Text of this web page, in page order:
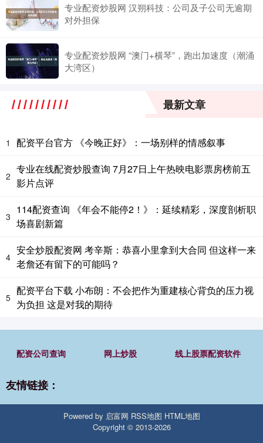
专业配资炒股网 汉朔科技：公司及子公司无逾期
对外担保
专业配资炒股网 “澳门+横琴”，跑出加速度（潮涌
大湾区）
最新文章
1 配资平台官方 《今晚正好》：一场别样的情感叙事
2
专业在线配资炒股查询 7月27日上午热映电影票房榜前五
影片点评
3
114配资查询 《年会不能停2！》：延续精彩，深度剖析职
场喜剧新篇
4
安全炒股配资网 考辛斯：恭喜小里拿到大合同 但这样一来
老詹还有留下的可能吗？
5
配资平台下载 小布朗：不会把作为重建核心背负的压力视
为负担 这是对我的期待
配资公司查询 网上炒股 线上股票配资软件
友情链接：
Powered by 启富网 RSS地图 HTML地图
Copyright © 2013-2026